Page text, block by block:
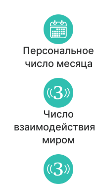
Персональное
число месяца
Число
взаимодействия
миром